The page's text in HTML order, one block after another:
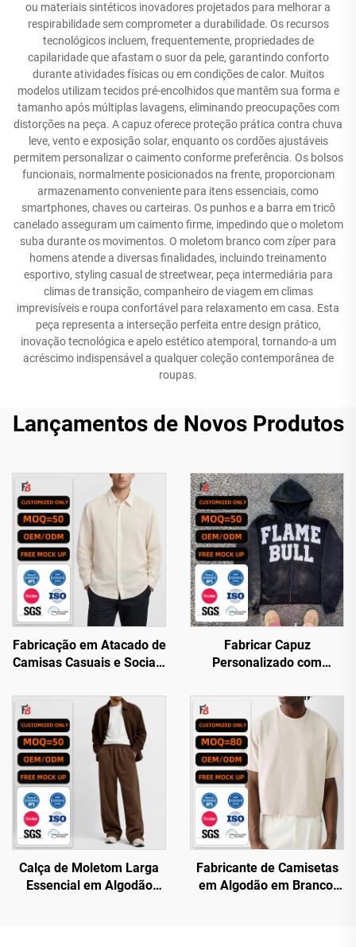
ou materiais sintéticos inovadores projetados para melhorar a
respirabilidade sem comprometer a durabilidade. Os recursos
tecnológicos incluem, frequentemente, propriedades de
capilaridade que afastam o suor da pele, garantindo conforto
durante atividades físicas ou em condições de calor. Muitos
modelos utilizam tecidos pré-encolhidos que mantêm sua forma e
tamanho após múltiplas lavagens, eliminando preocupações com
distorções na peça. A capuz oferece proteção prática contra chuva
leve, vento e exposição solar, enquanto os cordões ajustáveis
permitem personalizar o caimento conforme preferência. Os bolsos
funcionais, normalmente posicionados na frente, proporcionam
armazenamento conveniente para itens essenciais, como
smartphones, chaves ou carteiras. Os punhos e a barra em tricô
canelado asseguram um caimento firme, impedindo que o moletom
suba durante os movimentos. O moletom branco com zíper para
homens atende a diversas finalidades, incluindo treinamento
esportivo, styling casual de streetwear, peça intermediária para
climas de transição, companheiro de viagem em climas
imprevisíveis e roupa confortável para relaxamento em casa. Esta
peça representa a interseção perfeita entre design prático,
inovação tecnológica e apelo estético atemporal, tornando-a um
acréscimo indispensável a qualquer coleção contemporânea de
roupas.
Lançamentos de Novos Produtos
Fabricação em Atacado de
Camisas Casuais e Sociais
Homens, Personalizáveis
por Designers
Fabricar Capuz
Personalizado com
Tamanho Superior a 350
g/m², com Lavagem Ácida
e Logotipo
Calça de Moletom Larga
Essencial em Algodão
Fabricante de Camisetas
em Algodão em Branco,